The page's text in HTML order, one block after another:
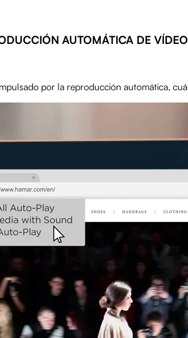
AUTOMÁTICA DE
por la reproducción automática,